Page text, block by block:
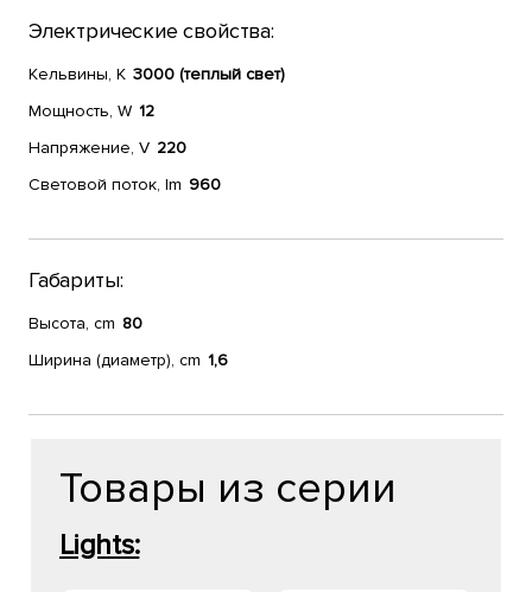
Электрические свойства:
Кельвины, К 3000 (теплый свет)
Мощность, W 12
Напряжение, V 220
Световой поток, lm 960
Габариты:
Высота, cm 80
Ширина (диаметр), cm 1,6
Товары из серии
Lights: